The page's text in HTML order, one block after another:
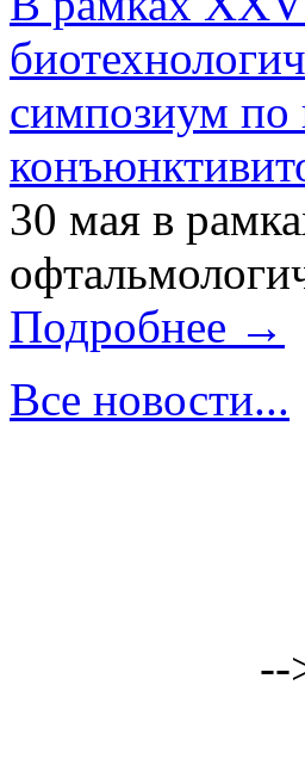
симпозиум по
30 мая в
Подробнее →
Все новости...
--